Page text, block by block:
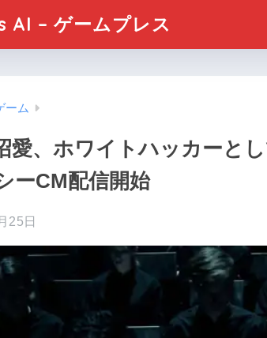
AI – ゲームプレス
ーム
愛、ホワイトハッカーと
ーCM配信開始
25日